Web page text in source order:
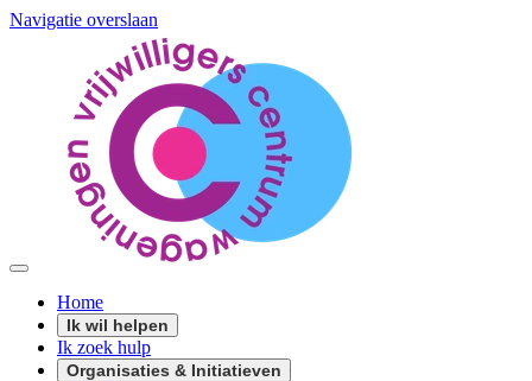
Navigatie overslaan
Home
Ik wil helpen
Ik zoek hulp
Organisaties & Initiatieven